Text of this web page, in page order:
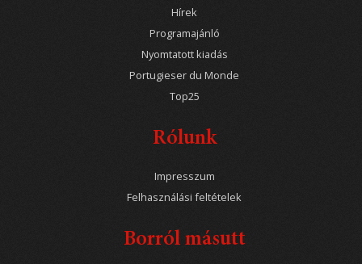
Hírek
Programajánló
Nyomtatott kiadás
Portugieser du Monde
Top25
Rólunk
Impresszum
Felhasználási feltételek
Borról másutt